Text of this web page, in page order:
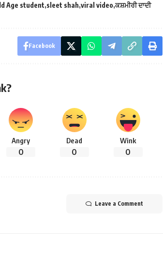
Age student sleet shah viral video ਕਸ਼ਮੀਰੀ ਦਾਦੀ
Facebook
Angry
0
Dead
0
Wink
0
Leave a Comment